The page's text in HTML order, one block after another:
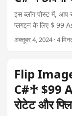
इस ब्लॉग पोस्ट में, आप
प्लगइन के लिए $ 99
टेक्स्ट खोज को आसानी
एक कदम-दर-चरण
अक्तूबर 4, 2024 · 4
Flip
C#♰ $99
रोटेट और